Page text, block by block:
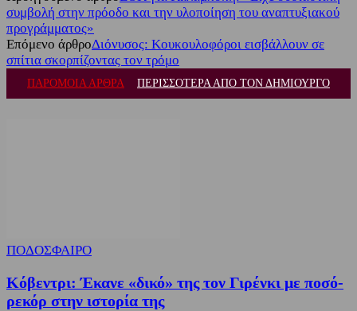
συμβολή στην πρόοδο και την υλοποίηση του αναπτυξιακού
προγράμματος»
Επόμενο άρθροΔιόνυσος: Κουκουλοφόροι εισβάλλουν σε
σπίτια σκορπίζοντας τον τρόμο
ΠΑΡΟΜΟΙΑ ΑΡΘΡΑ ΠΕΡΙΣΣΟΤΕΡΑ ΑΠΟ ΤΟΝ ΔΗΜΙΟΥΡΓΟ
ΠΟΔΟΣΦΑΙΡΟ
Κόβεντρι: Έκανε «δικό» της τον Γιρένκι με ποσό-
ρεκόρ στην ιστορία της